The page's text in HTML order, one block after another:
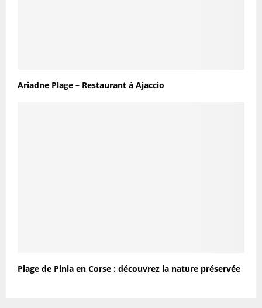
Ariadne Plage – Restaurant à Ajaccio
Plage de Pinia en Corse : découvrez la nature préservée